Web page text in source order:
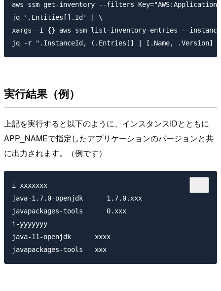
aws ssm get-inventory --filters
jq '.Entities[].Id' | \
xargs -I {} aws ssm list-inventory-entries --instance-
実行結果（例）
上記を実行すると以下のように、インスタンスIDとともに
APP_NAMEで指定したアプリケーションのバージョンと共
に出力されます。（例です）
i-xxxxxxx
java-1.7.0-openjdk      1.7.0.xxx
javapackages-tools      0.xxx
i-yyyyyyy
java-11-openjdk      xxxx